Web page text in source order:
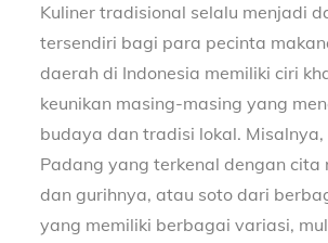
Kuliner tradisional selalu menjadi
tersendiri bagi para pecinta
daerah di Indonesia memiliki ciri
keunikan masing-masing yang
budaya dan tradisi lokal.
Padang yang terkenal dengan cita
dan gurihnya, atau soto dari
yang memiliki berbagai variasi,